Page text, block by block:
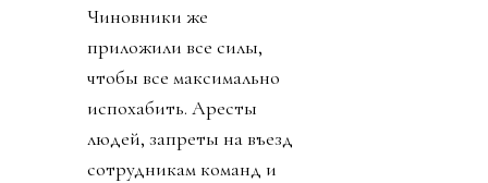
Чиновники же
приложили все силы,
чтобы все максимально
испохабить. Аресты
людей, запреты на въезд
сотрудникам команд и